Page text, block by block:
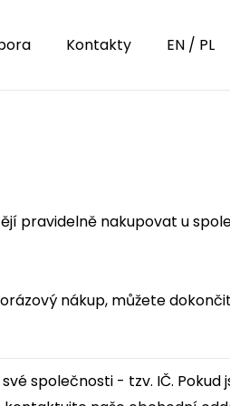
Kontakty EN / PL
pravidelně nakupovat u
nákup, můžete
společnosti - tzv. IČ. Pokud